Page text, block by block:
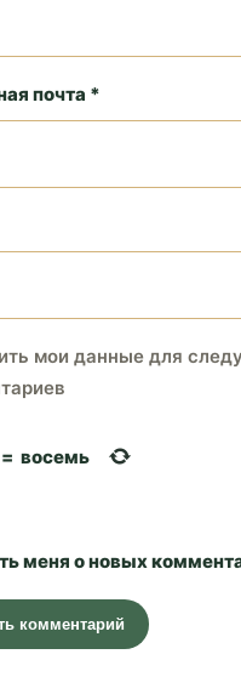
почта *
мои данные для
= восемь
меня о новых